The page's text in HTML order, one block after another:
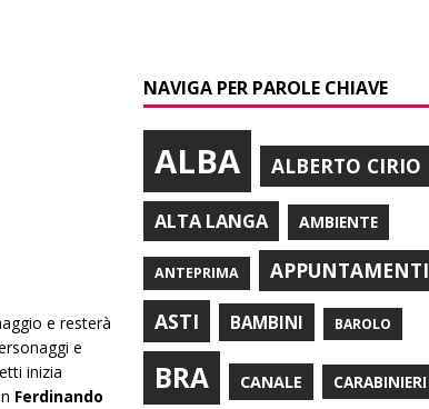
e resterà
e
inizia
Ferdinando
NAVIGA PER PAROLE CHIAVE
ALBA ALBERTO CIRIO
ALTA LANGA AMBIENTE
ANTEPRIMA
APPUNTAMENTI
ASTI
BAMBINI BAROLO
BRA CANALE CARABINIERI